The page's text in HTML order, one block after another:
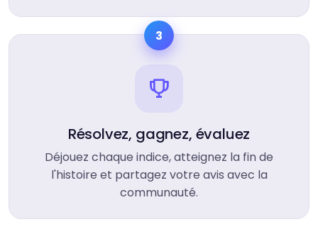
3
Résolvez, gagnez, évaluez
Déjouez chaque indice, atteignez la fin de
l'histoire et partagez votre avis avec la
communauté.